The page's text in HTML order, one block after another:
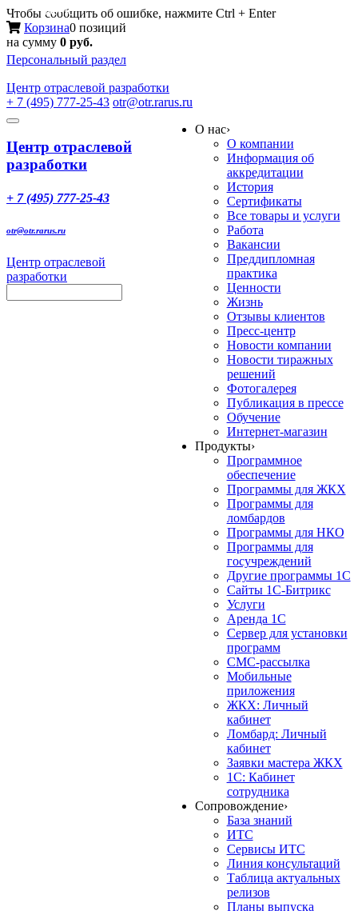
Чтобы сообщить об ошибке, нажмите Ctrl + Enter
Корзина0 позиций
на сумму 0 руб.
Персональный раздел
Центр отраслевой разработки
+ 7 (495) 777-25-43 otr@otr.rarus.ru
Toggle
Меню
Центр отраслевой
разработки
+ 7 (495) 777-25-43
otr@otr.rarus.ru
Центр отраслевой
разработки
О нас›
О компании
Информация об
аккредитации
История
Сертификаты
Все товары и услуги
Работа
Вакансии
Преддипломная
практика
Ценности
Жизнь
Отзывы клиентов
Пресс-центр
Новости компании
Новости тиражных
решений
Фотогалерея
Публикация в прессе
Обучение
Интернет-магазин
Продукты›
Программное
обеспечение
Программы для ЖКХ
Программы для
ломбардов
Программы для НКО
Программы для
госучреждений
Другие программы 1С
Сайты 1С-Битрикс
Услуги
Аренда 1С
Сервер для установки
программ
СМС-рассылка
Мобильные
приложения
ЖКХ: Личный
кабинет
Ломбард: Личный
кабинет
Заявки мастера ЖКХ
1С: Кабинет
сотрудника
Сопровождение›
База знаний
ИТС
Сервисы ИТС
Линия консультаций
Таблица актуальных
релизов
Планы выпуска